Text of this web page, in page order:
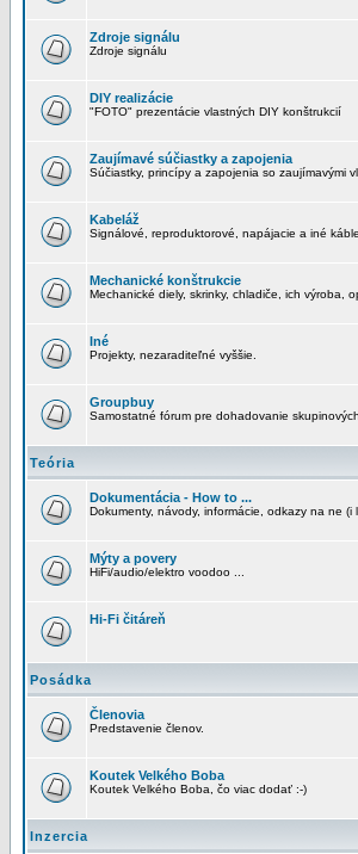
Zdroje signálu
Zdroje signálu
DIY realizácie
"FOTO" prezentácie vlastných DIY konštrukcií
Zaujímavé súčiastky a zapojenia
Súčiastky, princípy a zapojenia so zaujímavými
Kabeláž
Signálové, reproduktorové, napájacie a iné káble
Mechanické konštrukcie
Mechanické diely, skrinky, chladiče, ich výroba,
Iné
Projekty, nezaraditeľné vyššie.
Groupbuy
Samostatné fórum pre dohadovanie
Teória
Dokumentácia - How to ...
Dokumenty, návody, informácie, odkazy na ne (i
Mýty a povery
HiFi/audio/elektro voodoo ...
Hi-Fi čitáreň
Posádka
Členovia
Predstavenie členov.
Koutek Velkého Boba
Koutek Velkého Boba, čo viac dodať :-)
Inzercia